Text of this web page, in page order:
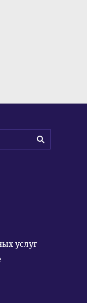
услуг